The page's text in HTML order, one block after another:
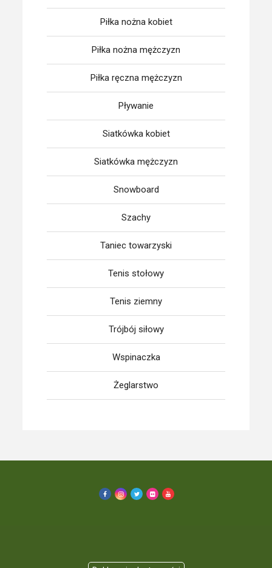
Piłka nożna kobiet
Piłka nożna mężczyzn
Piłka ręczna mężczyzn
Pływanie
Siatkówka kobiet
Siatkówka mężczyzn
Snowboard
Szachy
Taniec towarzyski
Tenis stołowy
Tenis ziemny
Trójbój siłowy
Wspinaczka
Żeglarstwo